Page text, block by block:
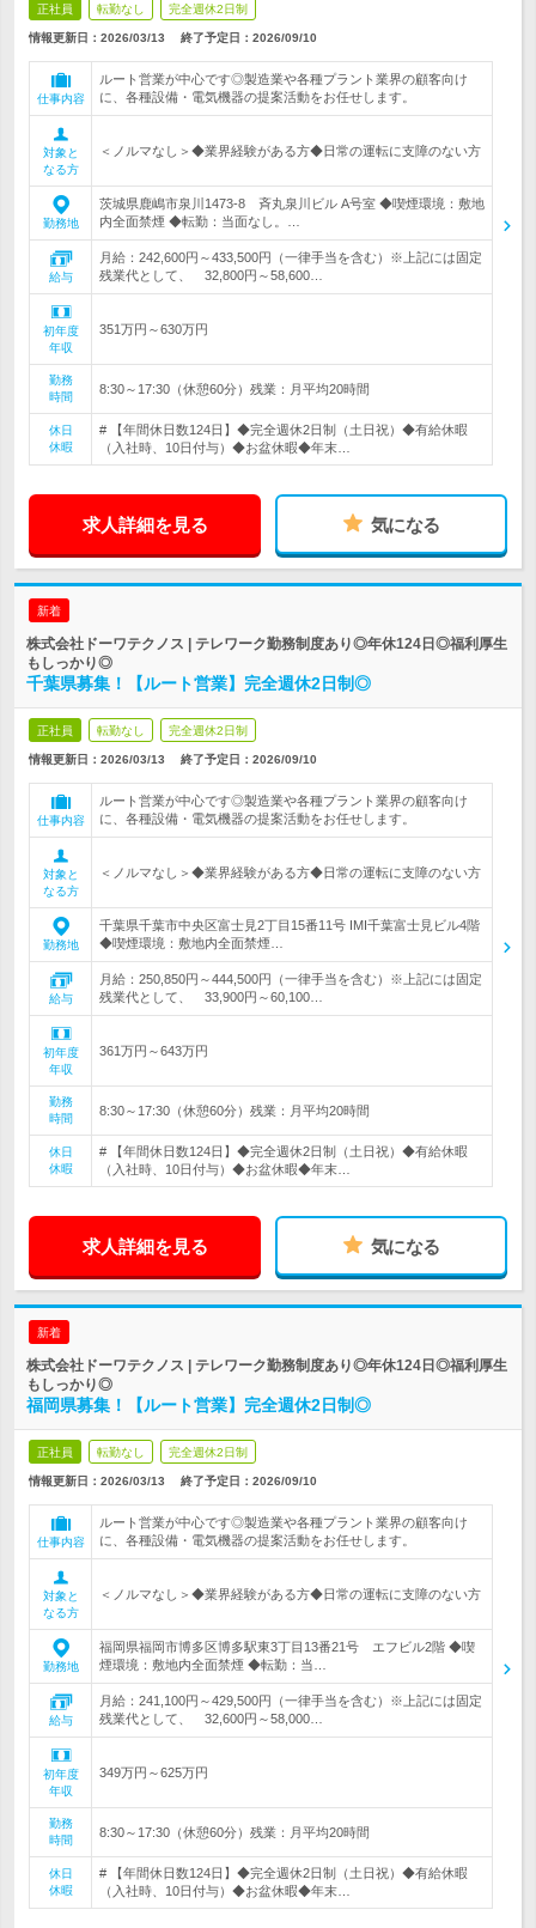
正社員 転勤なし 完全週休2日制
情報更新日：2026/03/13 終了予定日： 2026/09/10
仕事内容
ルート営業が中心です◎製造業や各種プラント業界の顧客向け
に、各種設備・電気機器の提案活動をお任せします。
対象と
なる方
＜ノルマなし＞◆業界経験がある方◆日常の運転に支障のない方
勤務地
茨城県鹿嶋市泉川1473-8 斉丸泉川ビル A号室 ◆喫煙環境：敷地
内全面禁煙 ◆転勤：当面なし。…
給与
月給：242,600円～433,500円（一律手当を含む）※上記には固定
残業代として、 32,800円～58,600…
初年度
年収
351万円～630万円
勤務
時間
8:30～17:30（休憩60分）残業：月平均20時間
休日
休暇
# 【年間休日数124日】◆完全週休2日制（土日祝）◆有給休暇
（入社時、10日付与）◆お盆休暇◆年末…
求人詳細を見る 気になる
新着
株式会社ドーワテクノス | テレワーク勤務制度あり◎年休124日◎福利厚生
もしっかり◎
千葉県募集！【ルート営業】完全週休2日制◎
正社員 転勤なし 完全週休2日制
情報更新日：2026/03/13 終了予定日： 2026/09/10
仕事内容
ルート営業が中心です◎製造業や各種プラント業界の顧客向け
に、各種設備・電気機器の提案活動をお任せします。
対象と
なる方
＜ノルマなし＞◆業界経験がある方◆日常の運転に支障のない方
勤務地
千葉県千葉市中央区富士見2丁目15番11号 IMI千葉富士見ビル4階
◆喫煙環境：敷地内全面禁煙…
給与
月給：250,850円～444,500円（一律手当を含む）※上記には固定
残業代として、 33,900円～60,100…
初年度
年収
361万円～643万円
勤務
時間
8:30～17:30（休憩60分）残業：月平均20時間
休日
休暇
# 【年間休日数124日】◆完全週休2日制（土日祝）◆有給休暇
（入社時、10日付与）◆お盆休暇◆年末…
求人詳細を見る 気になる
新着
株式会社ドーワテクノス | テレワーク勤務制度あり◎年休124日◎福利厚生
もしっかり◎
福岡県募集！【ルート営業】完全週休2日制◎
正社員 転勤なし 完全週休2日制
情報更新日：2026/03/13 終了予定日： 2026/09/10
仕事内容
ルート営業が中心です◎製造業や各種プラント業界の顧客向け
に、各種設備・電気機器の提案活動をお任せします。
対象と
なる方
＜ノルマなし＞◆業界経験がある方◆日常の運転に支障のない方
勤務地
福岡県福岡市博多区博多駅東3丁目13番21号 エフビル2階 ◆喫
煙環境：敷地内全面禁煙 ◆転勤：当…
給与
月給：241,100円～429,500円（一律手当を含む）※上記には固定
残業代として、 32,600円～58,000…
初年度
年収
349万円～625万円
勤務
時間
8:30～17:30（休憩60分）残業：月平均20時間
休日
休暇
# 【年間休日数124日】◆完全週休2日制（土日祝）◆有給休暇
（入社時、10日付与）◆お盆休暇◆年末…